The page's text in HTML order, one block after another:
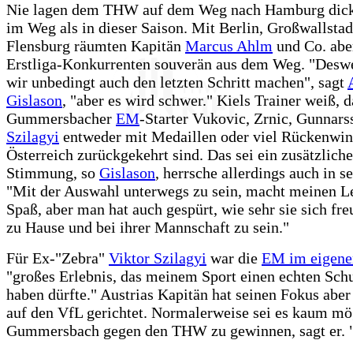
Nie lagen dem THW auf dem Weg nach Hamburg
im Weg als in dieser Saison. Mit Berlin,
Flensburg räumten Kapitän Marcus Ahlm und Co.
Erstliga-Konkurrenten souverän aus dem Weg.
wir unbedingt auch den letzten Schritt machen", sagt
Gislason, "aber es wird schwer." Kiels Trainer weiß,
Gummersbacher EM-Starter Vukovic, Zrnic,
Szilagyi entweder mit Medaillen oder viel
Österreich zurückgekehrt sind. Das sei ein
Stimmung, so Gislason, herrsche allerdings auch in
"Mit der Auswahl unterwegs zu sein, macht meinen
Spaß, aber man hat auch gespürt, wie sehr sie sich
zu Hause und bei ihrer Mannschaft zu sein."
Für Ex-"Zebra" Viktor Szilagyi war die EM im
"großes Erlebnis, das meinem Sport einen echten
haben dürfte." Austrias Kapitän hat seinen Fokus
auf den VfL gerichtet. Normalerweise sei es kaum
Gummersbach gegen den THW zu gewinnen, sagt er.